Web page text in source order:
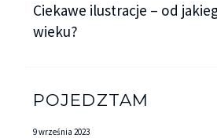
Ciekawe ilustracje – od
wieku?
POJEDZTAM
9 września 2023